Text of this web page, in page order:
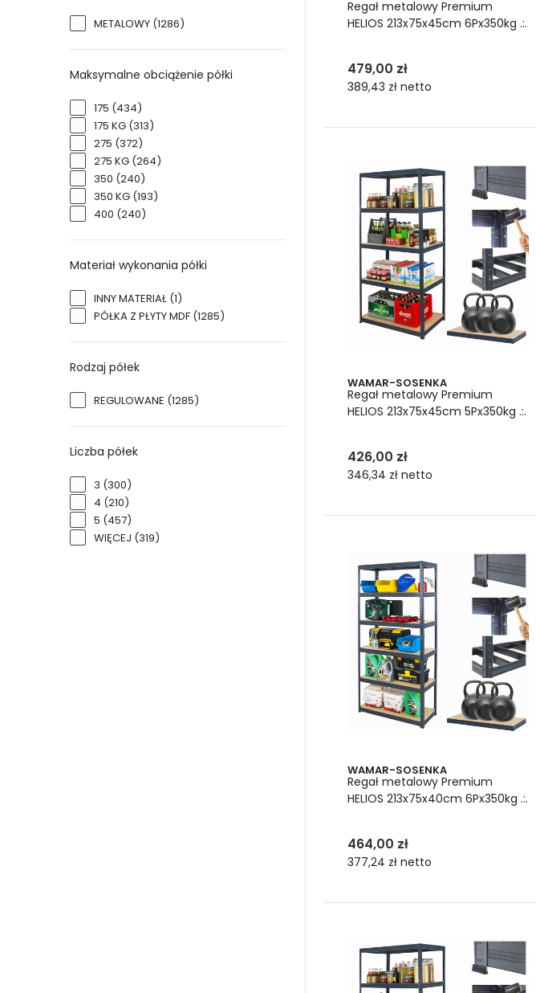
METALOWY (1286)
Maksymalne obciążenie półki
175 (434)
175 KG (313)
275 (372)
275 KG (264)
350 (240)
350 KG (193)
400 (240)
Materiał wykonania półki
INNY MATERIAŁ (1)
PÓŁKA Z PŁYTY MDF (1285)
Rodzaj półek
REGULOWANE (1285)
Liczba półek
3 (300)
4 (210)
5 (457)
WIĘCEJ (319)
Regał metalowy Premium
HELIOS 213x75x45cm 6Px350kg .:.
479,00 zł
389,43 zł netto
WAMAR-SOSENKA
Regał metalowy Premium
HELIOS 213x75x45cm 5Px350kg .:.
426,00 zł
346,34 zł netto
WAMAR-SOSENKA
Regał metalowy Premium
HELIOS 213x75x40cm 6Px350kg .:.
464,00 zł
377,24 zł netto